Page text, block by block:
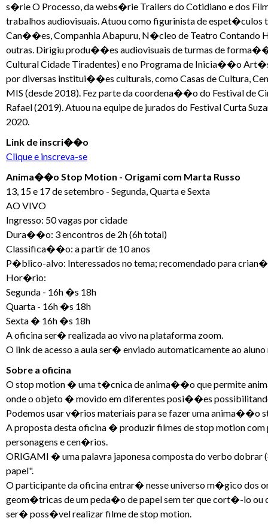
s�rie O Processo, da webs�rie Trailers do Cotidiano e dos
trabalhos audiovisuais. Atuou como figurinista de espet�culos
Can��es, Companhia Abapuru, N�cleo de Teatro Contando
outras. Dirigiu produ��es audiovisuais de turmas de
Cultural Cidade Tiradentes) e no Programa de Inicia��o
por diversas institui��es culturais, como Casas de Cultura,
MIS (desde 2018). Fez parte da coordena��o do Festival de
Rafael (2019). Atuou na equipe de jurados do Festival Curta
2020.
Link de inscri��o
Clique e inscreva-se
Anima��o Stop Motion - Origami com Marta Russo
13, 15 e 17 de setembro - Segunda, Quarta e Sexta
AO VIVO
Ingresso: 50 vagas por cidade
Dura��o: 3 encontros de 2h (6h total)
Classifica��o: a partir de 10 anos
P�blico-alvo: Interessados no tema; recomendado para
Hor�rio:
Segunda - 16h �s 18h
Quarta - 16h �s 18h
Sexta � 16h �s 18h
A oficina ser� realizada ao vivo na plataforma zoom.
O link de acesso a aula ser� enviado automaticamente ao
Sobre a oficina
O stop motion � uma t�cnica de anima��o que permite
onde o objeto � movido em diferentes posi��es
Podemos usar v�rios materiais para se fazer uma anima��o
A proposta desta oficina � produzir filmes de stop motion
personagens e cen�rios.
ORIGAMI � uma palavra japonesa composta do verbo
papel".
O participante da oficina entrar� nesse universo m�gico dos
geom�tricas de um peda�o de papel sem ter que cort�-lo ou
ser� poss�vel realizar filme de stop motion.